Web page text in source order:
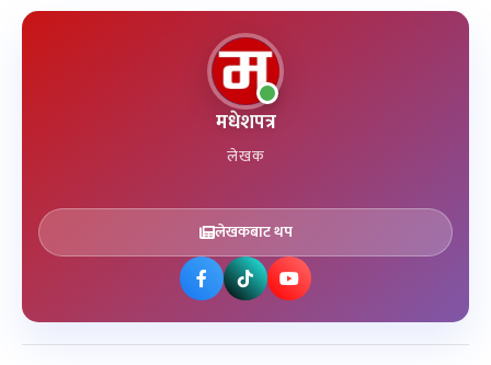
मधेशपत्र
लेखक
लेखकबाट थप